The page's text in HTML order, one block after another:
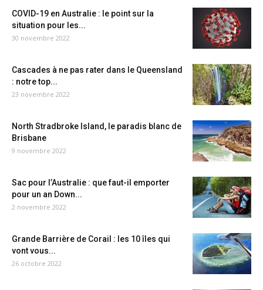
COVID-19 en Australie : le point sur la
situation pour les...
30 novembre 2022
Cascades à ne pas rater dans le Queensland
: notre top...
23 novembre 2022
North Stradbroke Island, le paradis blanc de
Brisbane
9 novembre 2022
Sac pour l’Australie : que faut-il emporter
pour un an Down...
2 novembre 2022
Grande Barrière de Corail : les 10 îles qui
vont vous...
26 octobre 2022